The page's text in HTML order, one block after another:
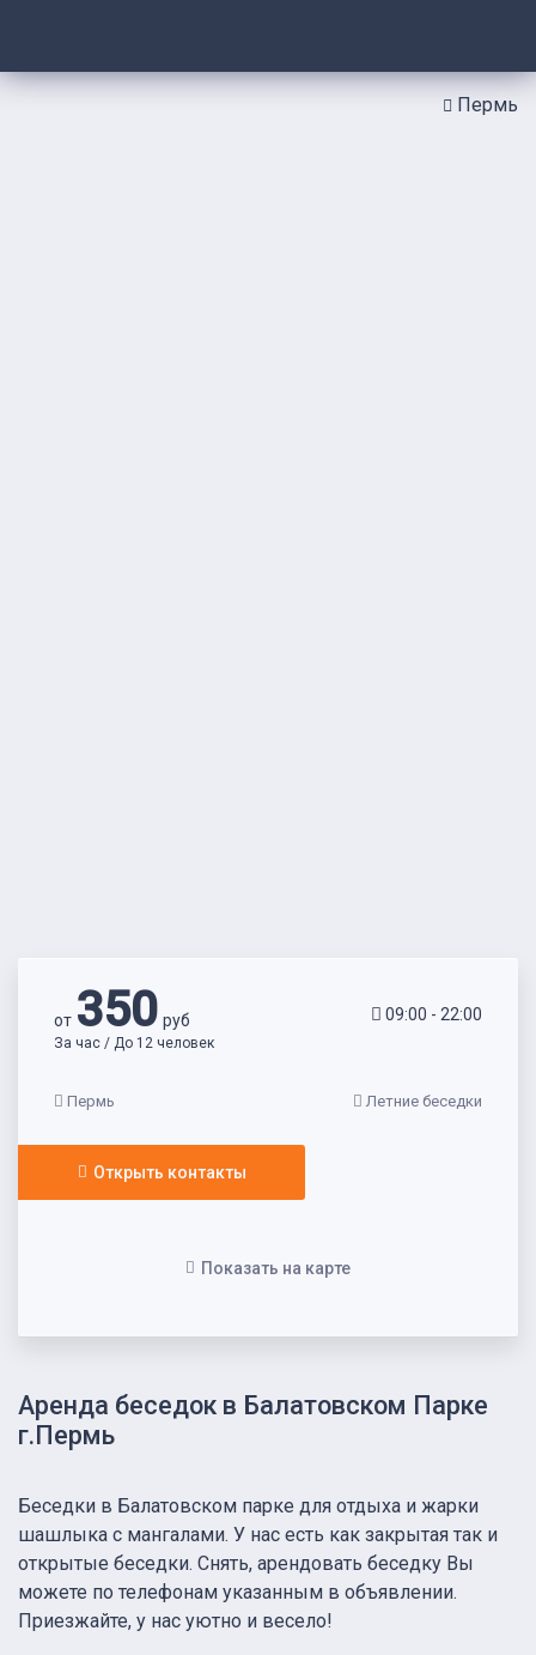
Пермь
Аренда беседок в Балатовском Парке
г.Пермь
от 350руб
За час / До 12 человек
09:00 - 22:00
Пермь Летние беседки
Открыть контакты
Показать на карте
Беседки в Балатовском парке для отдыха и жарки
шашлыка с мангалами. У нас есть как закрытая так и
открытые беседки. Снять, арендовать беседку Вы
можете по телефонам указанным в объявлении.
Приезжайте, у нас уютно и весело!